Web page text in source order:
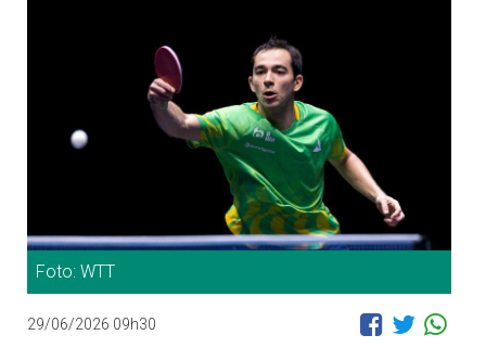
Foto: WTT
29/06/2026 09h30